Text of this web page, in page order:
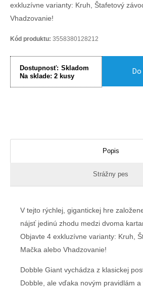
exkluzívne varianty: Kruh, Štafetový
Vhadzovanie!
Kód produktu: 3558380128212
Dostupnosť: Skladom
Na sklade: 2 kusy
Popis
Strážny pes
V tejto rýchlej, gigantickej hre
nájsť jedinú zhodu medzi dvoma
Objavte 4 exkluzívne varianty: Kruh,
Mačka alebo Vhadzovanie!
Dobble Giant vychádza z klasickej
Dobble, ale vďaka novým pravidlám